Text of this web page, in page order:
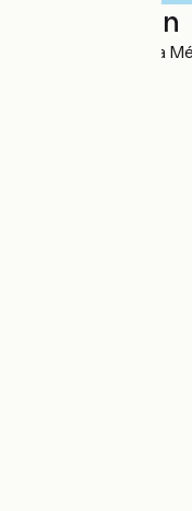
Localisation
Embarcadère de la